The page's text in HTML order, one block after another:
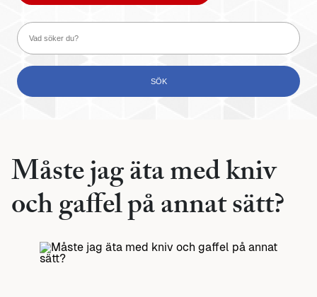
Måste jag äta med kniv
och gaffel på annat sätt?